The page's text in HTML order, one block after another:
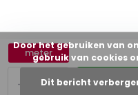
+
-
meter
Door het gebruiken van
gebruik van cookies
Dit bericht